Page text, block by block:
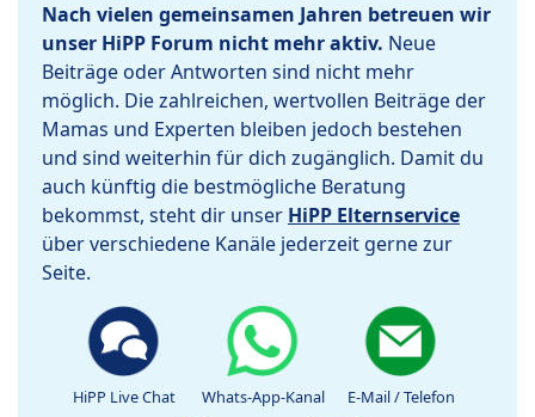
Nach vielen gemeinsamen Jahren betreuen wir
unser HiPP Forum nicht mehr aktiv. Neue
Beiträge oder Antworten sind nicht mehr
möglich. Die zahlreichen, wertvollen Beiträge der
Mamas und Experten bleiben jedoch bestehen
und sind weiterhin für dich zugänglich. Damit du
auch künftig die bestmögliche Beratung
bekommst, steht dir unser HiPP Elternservice
über verschiedene Kanäle jederzeit gerne zur
Seite.
HiPP Live Chat Whats-App-Kanal E-Mail / Telefon